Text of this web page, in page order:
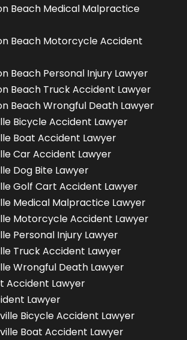
Beach Medical Malpractice
Beach Motorcycle Accident
Beach Personal Injury Lawyer
Beach Truck Accident Lawyer
Beach Wrongful Death Lawyer
Bicycle Accident Lawyer
Boat Accident Lawyer
Car Accident Lawyer
Dog Bite Lawyer
Golf Cart Accident Lawyer
Medical Malpractice Lawyer
Motorcycle Accident Lawyer
Personal Injury Lawyer
Truck Accident Lawyer
Wrongful Death Lawyer
Accident Lawyer
Lawyer
Bicycle Accident Lawyer
Boat Accident Lawyer